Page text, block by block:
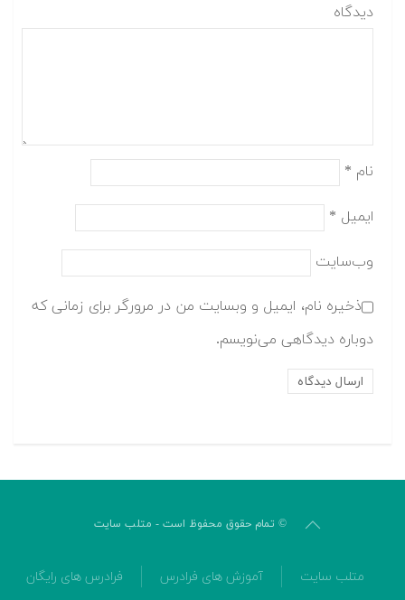
دیدگاه
نام *
ایمیل *
وب‌سایت
ذخیره نام، ایمیل و وبسایت من در مرورگر برای زمانی که
دوباره دیدگاهی می‌نویسم.
© تمام حقوق محفوظ است - متلب سایت
متلب سایت آموزش های فرادرس
فرادرس های رایگان